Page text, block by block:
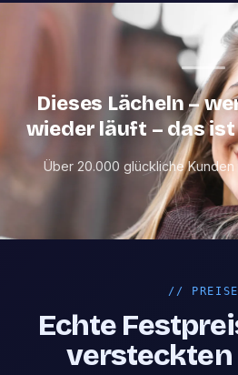
Dieses Lächeln –
wieder läuft – das
Über 20.000 glückliche
// PREISE
Echte
versteckten